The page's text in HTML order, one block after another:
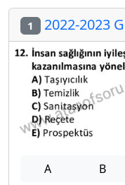
1 2022-2023
A B